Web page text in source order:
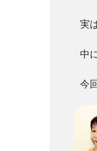
実
中
今